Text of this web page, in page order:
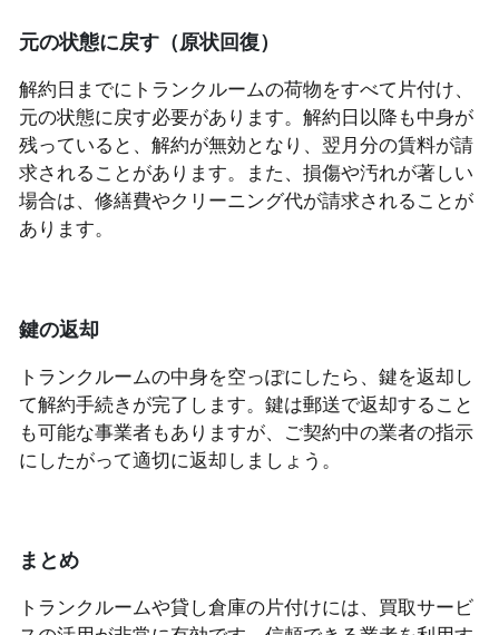
元の状態に戻す（原状回復）
解約日までにトランクルームの荷物をすべて片付け、
元の状態に戻す必要があります。解約日以降も中身が
残っていると、解約が無効となり、翌月分の賃料が請
求されることがあります。また、損傷や汚れが著しい
場合は、修繕費やクリーニング代が請求されることが
あります。
鍵の返却
トランクルームの中身を空っぽにしたら、鍵を返却し
て解約手続きが完了します。鍵は郵送で返却すること
も可能な事業者もありますが、ご契約中の業者の指示
にしたがって適切に返却しましょう。
まとめ
トランクルームや貸し倉庫の片付けには、買取サービ